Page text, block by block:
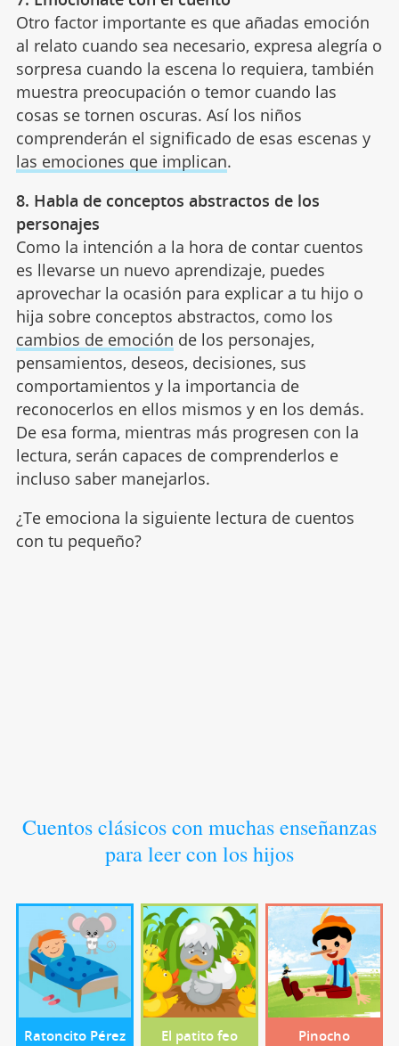
Otro factor importante es que añadas emoción
al relato cuando sea necesario, expresa alegría o
sorpresa cuando la escena lo requiera, también
muestra preocupación o temor cuando las
cosas se tornen oscuras. Así los niños
comprenderán el significado de esas escenas y
las emociones que implican.
8. Habla de conceptos abstractos de los
personajes
Como la intención a la hora de contar cuentos
es llevarse un nuevo aprendizaje, puedes
aprovechar la ocasión para explicar a tu hijo o
hija sobre conceptos abstractos, como los
cambios de emoción de los personajes,
pensamientos, deseos, decisiones, sus
comportamientos y la importancia de
reconocerlos en ellos mismos y en los demás.
De esa forma, mientras más progresen con la
lectura, serán capaces de comprenderlos e
incluso saber manejarlos.
¿Te emociona la siguiente lectura de cuentos
con tu pequeño?
Cuentos clásicos con muchas enseñanzas
para leer con los hijos
Ratoncito Pérez El patito feo Pinocho